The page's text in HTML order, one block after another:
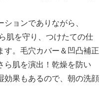
ョンでありながら、
肌を守り、つけたての仕
す。毛穴カバー＆凹凸補正
ら肌を演出！乾燥を防い
効果もあるので、朝の洗顔